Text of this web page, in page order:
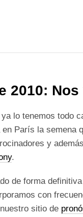
2010:
lo tenemos todo
en París la semena
y
.
de forma
con
sitio de